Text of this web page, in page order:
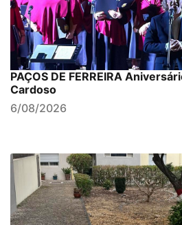
PAÇOS DE FERREIRA
Cardoso
6/08/2026